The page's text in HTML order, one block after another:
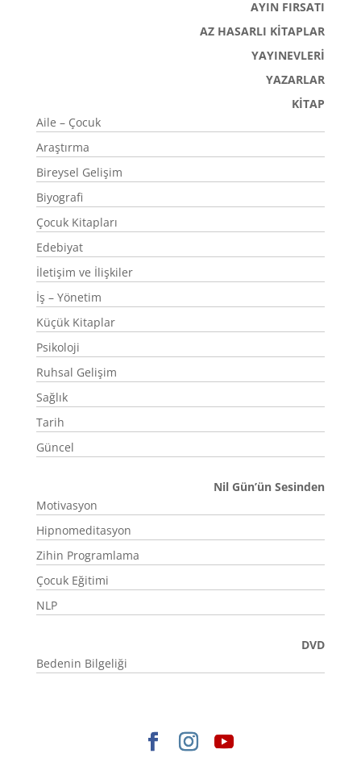
AYIN FIRSATI
AZ HASARLI KİTAPLAR
YAYINEVLERİ
YAZARLAR
KİTAP
Aile – Çocuk
Araştırma
Bireysel Gelişim
Biyografi
Çocuk Kitapları
Edebiyat
İletişim ve İlişkiler
İş – Yönetim
Küçük Kitaplar
Psikoloji
Ruhsal Gelişim
Sağlık
Tarih
Güncel
Nil Gün’ün Sesinden
Motivasyon
Hipnomeditasyon
Zihin Programlama
Çocuk Eğitimi
NLP
DVD
Bedenin Bilgeliği